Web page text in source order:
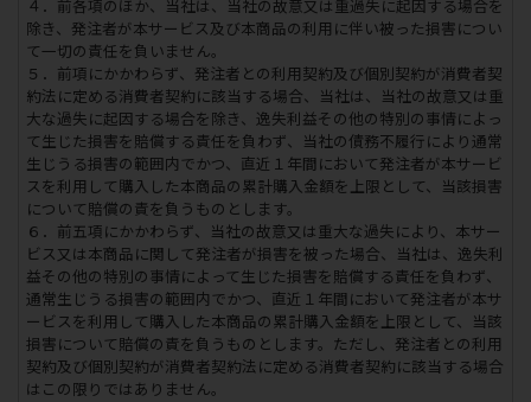
４．前各項のほか、当社は、当社の故意又は重過失に起因する場合を
除き、発注者が本サービス及び本商品の利用に伴い被った損害につい
て一切の責任を負いません。
５．前項にかかわらず、発注者との利用契約及び個別契約が消費者契
約法に定める消費者契約に該当する場合、当社は、当社の故意又は重
大な過失に起因する場合を除き、逸失利益その他の特別の事情によっ
て生じた損害を賠償する責任を負わず、当社の債務不履行により通常
生じうる損害の範囲内でかつ、直近１年間において発注者が本サービ
スを利用して購入した本商品の累計購入金額を上限として、当該損害
について賠償の責を負うものとします。
６．前五項にかかわらず、当社の故意又は重大な過失により、本サー
ビス又は本商品に関して発注者が損害を被った場合、当社は、逸失利
益その他の特別の事情によって生じた損害を賠償する責任を負わず、
通常生じうる損害の範囲内でかつ、直近１年間において発注者が本サ
ービスを利用して購入した本商品の累計購入金額を上限として、当該
損害について賠償の責を負うものとします。ただし、発注者との利用
契約及び個別契約が消費者契約法に定める消費者契約に該当する場合
はこの限りではありません。